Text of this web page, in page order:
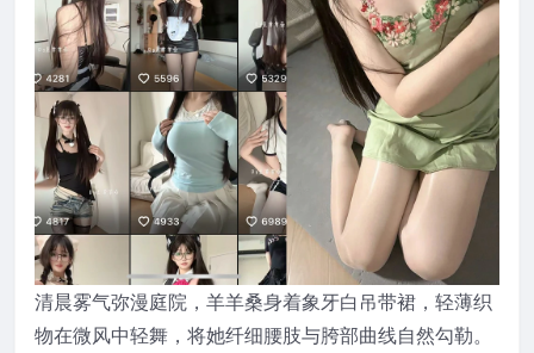
清晨雾气弥漫庭院，羊羊桑身着象牙白吊带裙，轻薄织
物在微风中轻舞，将她纤细腰肢与胯部曲线自然勾勒。